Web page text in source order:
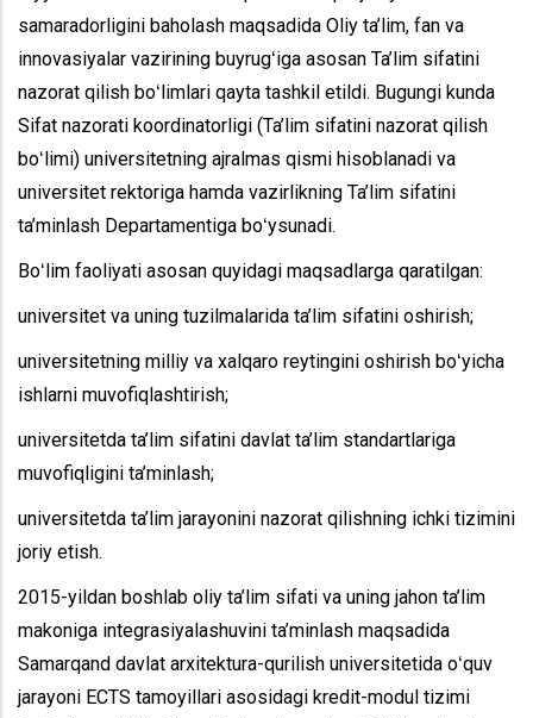
samaradorligini baholash maqsadida Oliy ta’lim, fan va
innovasiyalar vazirining buyrugʻiga asosan Ta’lim sifatini
nazorat qilish boʻlimlari qayta tashkil etildi. Bugungi kunda
Sifat nazorati koordinatorligi (Ta’lim sifatini nazorat qilish
boʻlimi) universitetning ajralmas qismi hisoblanadi va
universitet rektoriga hamda vazirlikning Ta’lim sifatini
ta’minlash Departamentiga boʻysunadi.
Boʻlim faoliyati asosan quyidagi maqsadlarga qaratilgan:
universitet va uning tuzilmalarida ta’lim sifatini oshirish;
universitetning milliy va xalqaro reytingini oshirish boʻyicha
ishlarni muvofiqlashtirish;
universitetda ta’lim sifatini davlat ta’lim standartlariga
muvofiqligini ta’minlash;
universitetda ta’lim jarayonini nazorat qilishning ichki tizimini
joriy etish.
2015-yildan boshlab oliy ta’lim sifati va uning jahon ta’lim
makoniga integrasiyalashuvini ta’minlash maqsadida
Samarqand davlat arxitektura-qurilish universitetida oʻquv
jarayoni ECTS tamoyillari asosidagi kredit-modul tizimi